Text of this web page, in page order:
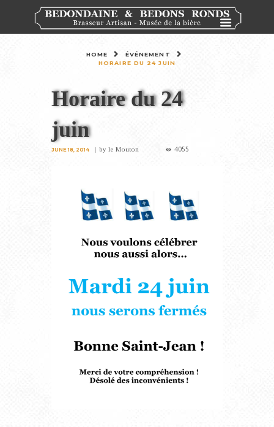
HOME
ÉVÉNEMENT
HORAIRE DU 24 JUIN
Horaire du 24
juin
JUNE 18, 2014 byle Mouton 4055